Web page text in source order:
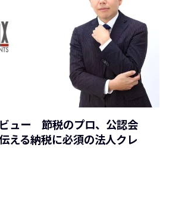
ュー 節税のプロ、公認会
える納税に必須の法人クレ